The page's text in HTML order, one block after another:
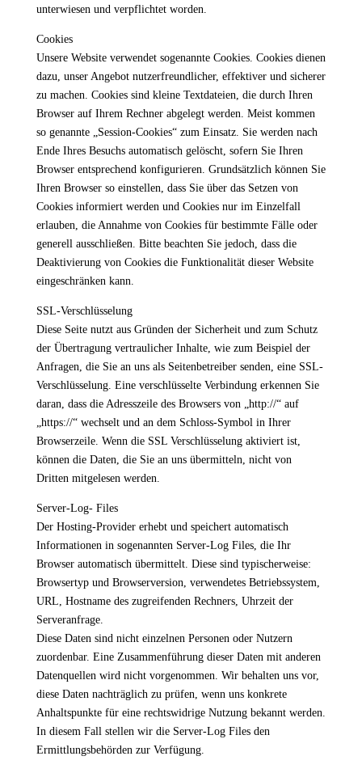
unterwiesen und verpflichtet worden.
Cookies
Unsere Website verwendet sogenannte Cookies. Cookies dienen
dazu, unser Angebot nutzerfreundlicher, effektiver und sicherer
zu machen. Cookies sind kleine Textdateien, die durch Ihren
Browser auf Ihrem Rechner abgelegt werden. Meist kommen
so genannte „Session-Cookies“ zum Einsatz. Sie werden nach
Ende Ihres Besuchs automatisch gelöscht, sofern Sie Ihren
Browser entsprechend konfigurieren. Grundsätzlich können Sie
Ihren Browser so einstellen, dass Sie über das Setzen von
Cookies informiert werden und Cookies nur im Einzelfall
erlauben, die Annahme von Cookies für bestimmte Fälle oder
generell ausschließen. Bitte beachten Sie jedoch, dass die
Deaktivierung von Cookies die Funktionalität dieser Website
eingeschränken kann.
SSL-Verschlüsselung
Diese Seite nutzt aus Gründen der Sicherheit und zum Schutz
der Übertragung vertraulicher Inhalte, wie zum Beispiel der
Anfragen, die Sie an uns als Seitenbetreiber senden, eine SSL-
Verschlüsselung. Eine verschlüsselte Verbindung erkennen Sie
daran, dass die Adresszeile des Browsers von „http://“ auf
„https://“ wechselt und an dem Schloss-Symbol in Ihrer
Browserzeile. Wenn die SSL Verschlüsselung aktiviert ist,
können die Daten, die Sie an uns übermitteln, nicht von
Dritten mitgelesen werden.
Server-Log- Files
Der Hosting-Provider erhebt und speichert automatisch
Informationen in sogenannten Server-Log Files, die Ihr
Browser automatisch übermittelt. Diese sind typischerweise:
Browsertyp und Browserversion, verwendetes Betriebssystem,
URL, Hostname des zugreifenden Rechners, Uhrzeit der
Serveranfrage.
Diese Daten sind nicht einzelnen Personen oder Nutzern
zuordenbar. Eine Zusammenführung dieser Daten mit anderen
Datenquellen wird nicht vorgenommen. Wir behalten uns vor,
diese Daten nachträglich zu prüfen, wenn uns konkrete
Anhaltspunkte für eine rechtswidrige Nutzung bekannt werden.
In diesem Fall stellen wir die Server-Log Files den
Ermittlungsbehörden zur Verfügung.